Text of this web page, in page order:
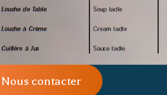
Nous contacter